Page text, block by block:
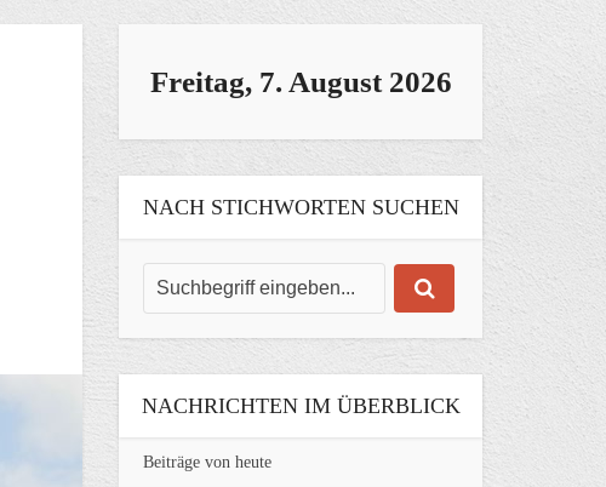
Freitag, 7. August 2026
NACH STICHWORTEN SUCHEN
NACHRICHTEN IM ÜBERBLICK
Beiträge von heute